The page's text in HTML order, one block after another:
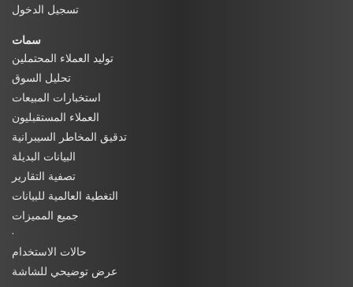
تسجيل الدخول
سمات
توليد العملاء المحتملين
تحليل السوق
استخبارات المبيعات
العملاء المستقبليون
تدقيق المخاطر السيبرانية
البيانات البديلة
تصفية التقارير
التغطية العالمية للبيانات
جميع المميزات
·
حالات الاستخدام
عرض توضيحي للشاشة